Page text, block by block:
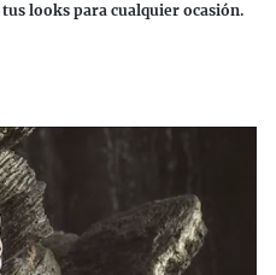
looks para cualquier ocasión.